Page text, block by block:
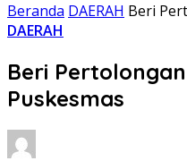
Beranda DAERAH Beri
DAERAH
Beri
Puskesmas